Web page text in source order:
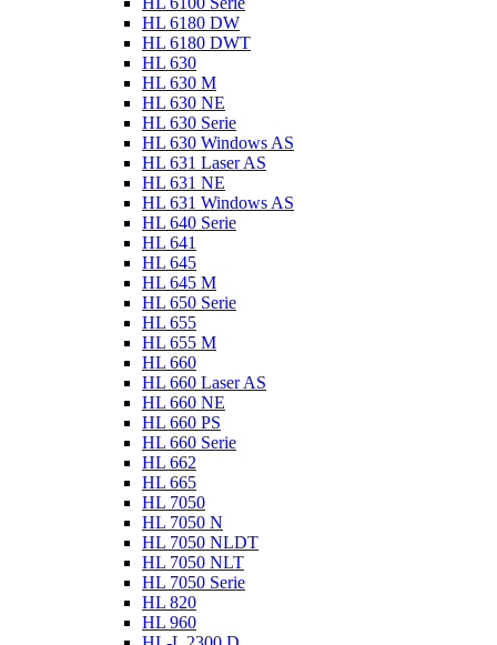
HL 6180 DW
HL 6180 DWT
HL 630
HL 630 M
HL 630 NE
HL 630 Serie
HL 630 Windows AS
HL 631 Laser AS
HL 631 NE
HL 631 Windows AS
HL 640 Serie
HL 641
HL 645
HL 645 M
HL 650 Serie
HL 655
HL 655 M
HL 660
HL 660 Laser AS
HL 660 NE
HL 660 PS
HL 660 Serie
HL 662
HL 665
HL 7050
HL 7050 N
HL 7050 NLDT
HL 7050 NLT
HL 7050 Serie
HL 820
HL 960